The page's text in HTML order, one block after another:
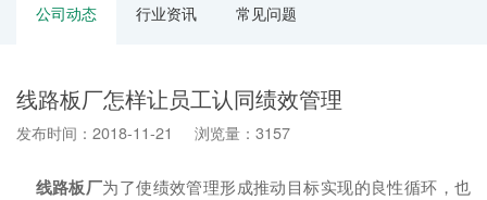
公司动态 行业资讯 常见问题
线路板厂怎样让员工认同绩效管理
发布时间：2018-11-21 浏览量：3157
线路板厂为了使绩效管理形成推动目标实现的良性循环，也